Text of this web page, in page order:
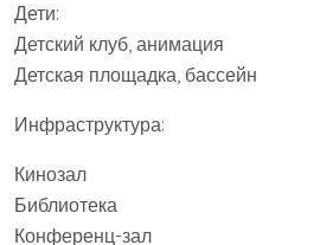
Дети:
Детский клуб, анимация
Детская площадка, бассейн
Инфраструктура:
Кинозал
Библиотека
Конференц-зал